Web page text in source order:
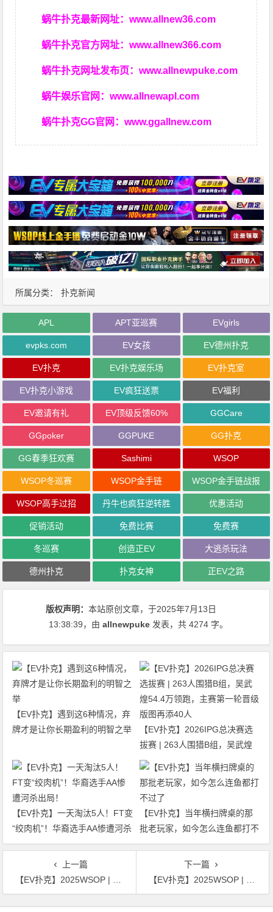
蜗牛扑克最新网址：www.allnew36.com
蜗牛扑克官方网址：www.allnew366.com
蜗牛扑克网址发布页：www.allnewpuke.com
蜗牛娱乐官网：www.allnewapl.com
蜗牛扑克GG官网：www.ggallnew.com
所属分类： 扑克新闻
APL APT亚巡赛 EVgirls
evpks.com EV女孩 EV德州扑克
EV扑克 EV扑克娱乐场 EV扑克室
EV扑克小游戏 EV疯狂送票 EV福利
EV邀请有礼 EV顶级反馈60% GGCare
GGpoker GGPUKE GG扑克
GG春季狂欢赛 Sashimi WSOP
WSOP冬巡赛 WSOP金手链 WSOP金手链战报
WSOP高手过招 丹牛也疯狂逆转胜 优惠活动
促销活动 免费比赛 免费赛
冬巡赛 创造正EV 大逃杀玩法
德州扑克 扑克女神 正EV之路
版权声明：本站原创文章，于2025年7月13日
13:38:39，由allnewpuke 发表，共 4274 字。
【EV扑克】遇到这6种情况，弃
牌才是让你长期盈利的明智之举
【EV扑克】2026IPG总决赛选
拔赛 | 263人围猎B组，吴武煌
54.4万领跑，主赛第一轮晋级版
【EV扑克】一天淘汰5人！FT变
“绞肉机”！华裔选手AA惨遭河杀
出局！
【EV扑克】当年横扫牌桌的那
批老玩家，如今怎么连鱼都打不
过了
上一篇
【EV扑克】2025WSOP | 主赛Zhang Yu获第190名，Chen Yuhang第196名；吕文以第二大记分牌晋级赛事92
下一篇
【EV扑克】2025WSOP | 主赛结束Day5，Chen Yuhang、Chih Fan和Zhang Yu晋级
文